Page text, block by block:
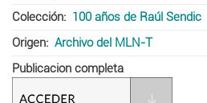
Colección
100 años de Raúl Sendic
Origen
Archivo del MLN-T
Publicacion completa